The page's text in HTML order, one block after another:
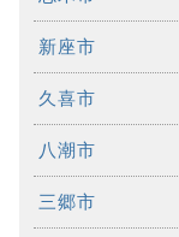
新座市
久喜市
八潮市
三郷市